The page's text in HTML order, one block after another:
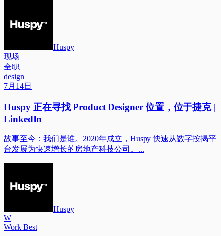
Huspy
现场
全职
design
7月14日
Huspy 正在寻找 Product Designer 位置，位于捷克 |
LinkedIn
故事至今：我们是谁。2020年成立，Huspy 快速从数字按揭平
台发展为快速增长的房地产科技公司。...
Huspy
W
Work Best